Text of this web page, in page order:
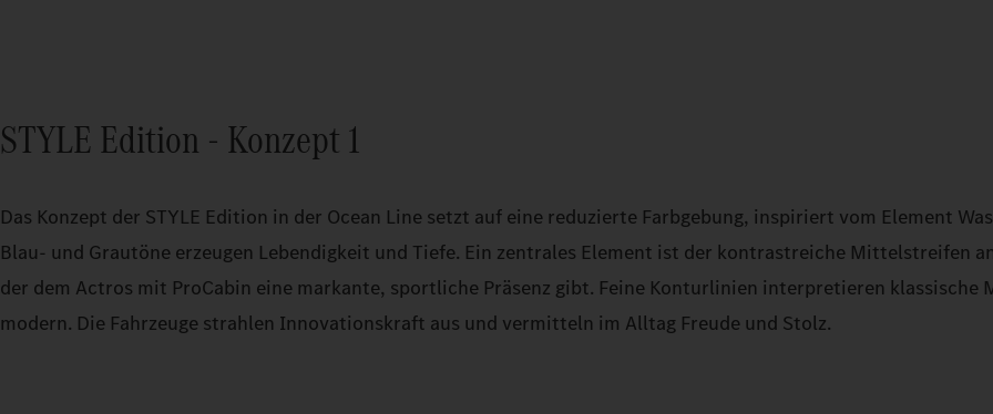
STYLE Edition - Konzept 1
Das Konzept der STYLE Edition in der Ocean Line setzt auf eine reduzierte Farbgebung, inspiriert vom Element
Blau- und Grautöne erzeugen Lebendigkeit und Tiefe. Ein zentrales Element ist der kontrastreiche Mittelstreifen
der dem Actros mit ProCabin eine markante, sportliche Präsenz gibt. Feine Konturlinien interpretieren klassische
modern. Die Fahrzeuge strahlen Innovationskraft aus und vermitteln im Alltag Freude und Stolz.​